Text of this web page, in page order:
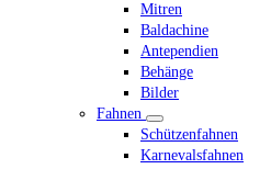
Mitren
Baldachine
Antependien
Behänge
Bilder
Fahnen
Schützenfahnen
Karnevalsfahnen